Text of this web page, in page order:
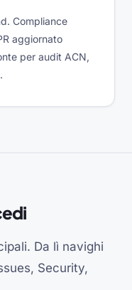
Compliance
aggiornato
per audit ACN,
Da lì navighi
Security,